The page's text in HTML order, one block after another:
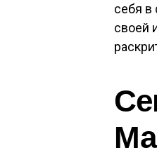
себя в
своей